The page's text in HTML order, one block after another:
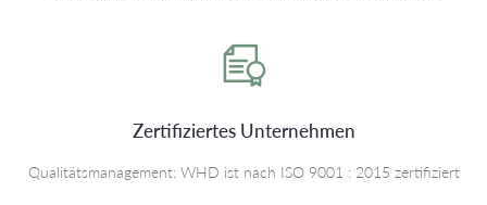
Zertifiziertes Unternehmen
Qualitätsmanagement: WHD ist nach ISO 9001 : 2015 zertifiziert